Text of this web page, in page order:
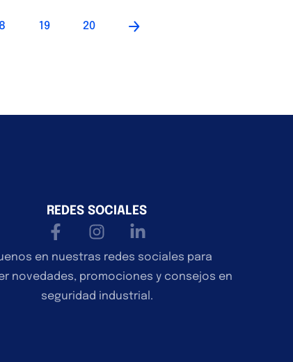
19 20
REDES SOCIALES
en nuestras redes sociales para
novedades, promociones y consejos en
seguridad industrial.